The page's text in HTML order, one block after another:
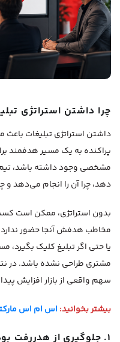
چرا داشتن استراتژی
داشتن استراتژی تبلیغات
پراکنده به یک مسیر هدفمند
مشخصی وجود داشته باشد، تیم
دهد، چرا آن را انجام می‌دهد و
بدون استراتژی، ممکن است
مخاطب هدفش آنجا حضور
یا حتی اگر تبلیغ کلیک بگیرد،
مشتری طراحی نشده باشد. در
سهم واقعی از بازار افزایش
بیشتر بخوانید: اس ام اس
۱. جلوگیری از هدررفت بودجه تبلیغات